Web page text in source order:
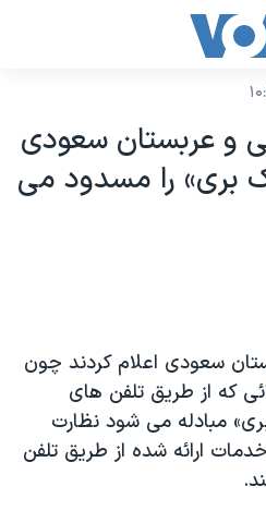
و عربستان سعودی
بری» را مسدود می
سعودی اعلام کردند چون
که از طریق تلفن های
مبادله می شود نظارت
ارائه شده از طریق تلفن